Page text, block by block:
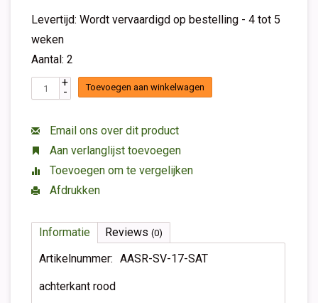
Levertijd: Wordt vervaardigd op bestelling - 4 tot 5
weken
Aantal: 2
+
- Toevoegen aan winkelwagen
Email ons over dit product
Aan verlanglijst toevoegen
Toevoegen om te vergelijken
Afdrukken
Informatie Reviews (0)
Artikelnummer: AASR-SV-17-SAT
achterkant rood